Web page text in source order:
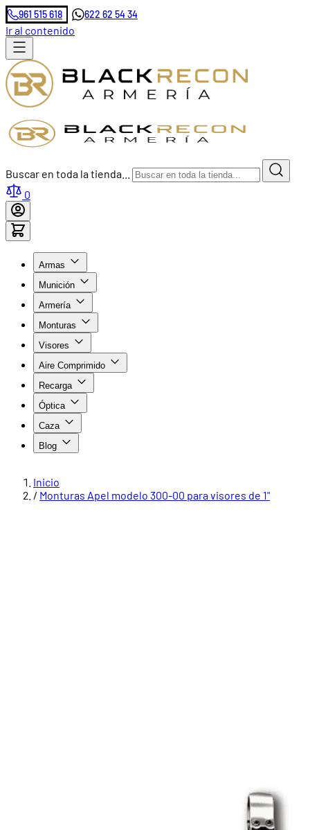
961 515 618 622 62 54 34
Ir al contenido
Buscar en toda la tienda...
0
Armas
Munición
Armería
Monturas
Visores
Aire Comprimido
Recarga
Óptica
Caza
Blog
Inicio
/ Monturas Apel modelo 300-00 para visores de 1"